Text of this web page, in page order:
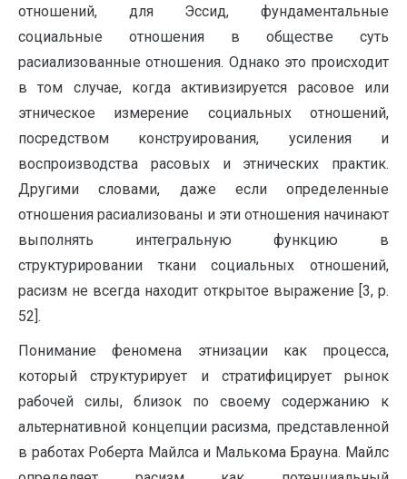
отношений, для Эссид, фундаментальные
социальные отношения в обществе суть
расиализованные отношения. Однако это происходит
в том случае, когда активизируется расовое или
этническое измерение социальных отношений,
посредством конструирования, усиления и
воспроизводства расовых и этнических практик.
Другими словами, даже если определенные
отношения расиализованы и эти отношения начинают
выполнять интегральную функцию в
структурировании ткани социальных отношений,
расизм не всегда находит открытое выражение [3, p.
52].
Понимание феномена этнизации как процесса,
который структурирует и стратифицирует рынок
рабочей силы, близок по своему содержанию к
альтернативной концепции расизма, представленной
в работах Роберта Майлса и Малькома Брауна. Майлс